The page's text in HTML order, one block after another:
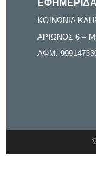
ΚΟΙΝΩΝΙΑ
ΑΡΙΩΝΟΣ 6 –
ΑΦΜ: